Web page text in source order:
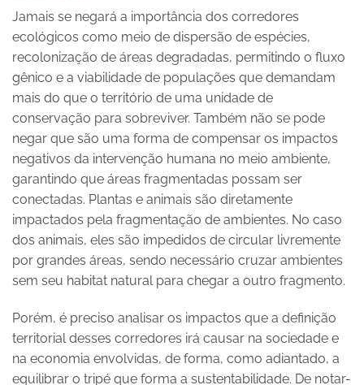
Jamais se negará a importância dos corredores
ecológicos como meio de dispersão de espécies,
recolonização de áreas degradadas, permitindo o fluxo
gênico e a viabilidade de populações que demandam
mais do que o território de uma unidade de
conservação para sobreviver. Também não se pode
negar que são uma forma de compensar os impactos
negativos da intervenção humana no meio ambiente,
garantindo que áreas fragmentadas possam ser
conectadas. Plantas e animais são diretamente
impactados pela fragmentação de ambientes. No caso
dos animais, eles são impedidos de circular livremente
por grandes áreas, sendo necessário cruzar ambientes
sem seu habitat natural para chegar a outro fragmento.
Porém, é preciso analisar os impactos que a definição
territorial desses corredores irá causar na sociedade e
na economia envolvidas, de forma, como adiantado, a
equilibrar o tripé que forma a sustentabilidade. De notar-